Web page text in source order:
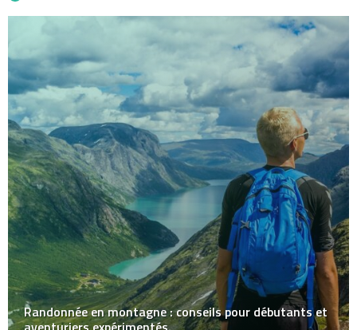
Randonnée en montagne : conseils pour débutants et